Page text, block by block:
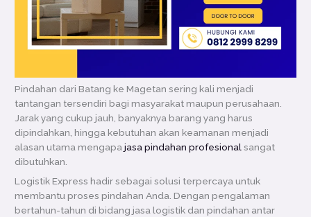
Pindahan dari Batang ke Magetan sering kali menjadi
tantangan tersendiri bagi masyarakat maupun perusahaan.
Jarak yang cukup jauh, banyaknya barang yang harus
dipindahkan, hingga kebutuhan akan keamanan menjadi
alasan utama mengapajasa pindahan profesionalsangat
dibutuhkan.
Logistik Express hadir sebagai solusi terpercaya untuk
membantu proses pindahan Anda. Dengan pengalaman
bertahun-tahun di bidang jasa logistik dan pindahan antar